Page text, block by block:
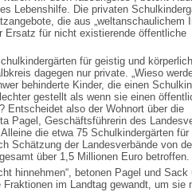
Lebenshilfe. Die privaten
die aus „weltanschaulichem
Ersatz für nicht existierende öffentliche
für geistig und
dagegen nur private. „Wieso
behinderte Kinder, die einen
gestellt als wenn sie einen
Entscheidet also der Wohnort über die
Pagel, Geschäftsführerin des
die etwa 75 Schulkindergärten für
Schätzung der Landesverbände von
über 1,5 Millionen Euro betroffen.
hinnehmen“, betonen Pagel und Sack
im Landtag gewandt, um sie